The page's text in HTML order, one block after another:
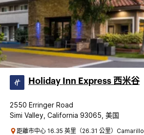
Holiday Inn Express 西米谷
2550 Erringer Road
Simi Valley, California 93065, 美国
距離市中心 16.35 英里（26.31 公里）Camarillo